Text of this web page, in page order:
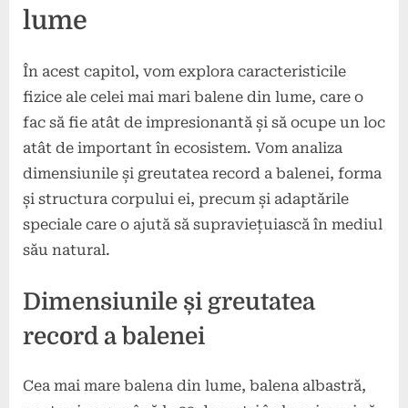
lume
În acest capitol, vom explora caracteristicile
fizice ale celei mai mari balene din lume, care o
fac să fie atât de impresionantă și să ocupe un loc
atât de important în ecosistem. Vom analiza
dimensiunile și greutatea record a balenei, forma
și structura corpului ei, precum și adaptările
speciale care o ajută să supraviețuiască în mediul
său natural.
Dimensiunile și greutatea
record a balenei
Cea mai mare balena din lume, balena albastră,